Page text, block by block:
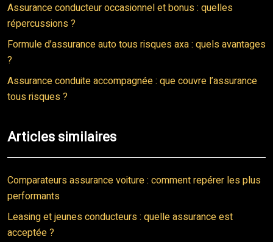
Assurance conducteur occasionnel et bonus : quelles
répercussions ?
Formule d’assurance auto tous risques axa : quels avantages
?
Assurance conduite accompagnée : que couvre l’assurance
tous risques ?
Articles similaires
Comparateurs assurance voiture : comment repérer les plus
performants
Leasing et jeunes conducteurs : quelle assurance est
acceptée ?